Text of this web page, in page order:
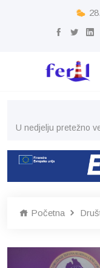
U nedjelju pretežno
Početna